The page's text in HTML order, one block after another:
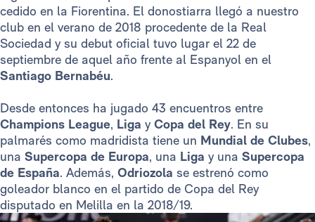
cedido en la Fiorentina. El donostiarra llegó a nuestro
club en el verano de 2018 procedente de la Real
Sociedad y su debut oficial tuvo lugar el 22 de
septiembre de aquel año frente al Espanyol en el
Santiago Bernabéu.
Desde entonces ha jugado 43 encuentros entre
Champions League, Liga yCopa del Rey. En su
palmarés como madridista tiene un Mundial de Clubes,
una Supercopa de Europa, una Liga y una Supercopa
de España. Además, Odriozola se estrenó como
goleador blanco en el partido de Copa del Rey
disputado en Melilla en la 2018/19.